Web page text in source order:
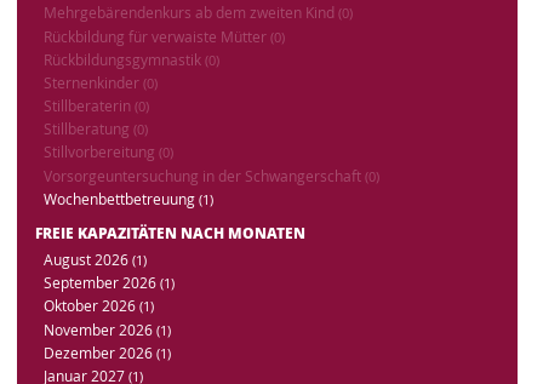
Mehrgebärendenkurs ab dem zweiten Kind (0)
Rückbildung für verwaiste Mütter (0)
Rückbildungsgymnastik (0)
Sternenkinder (0)
Stillberaterin (0)
Stillberatung (0)
Stillvorbereitung (0)
Vorsorgeuntersuchung in der Schwangerschaft (0)
Wochenbettbetreuung (1)
FREIE KAPAZITÄTEN NACH MONATEN
August 2026 (1)
September 2026 (1)
Oktober 2026 (1)
November 2026 (1)
Dezember 2026 (1)
Januar 2027 (1)